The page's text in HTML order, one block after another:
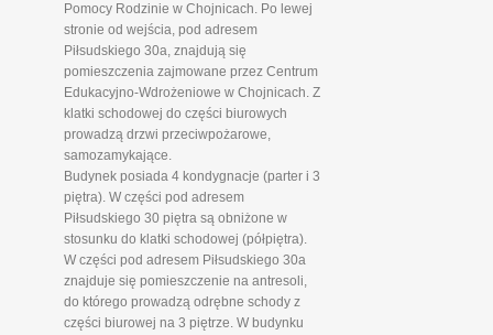
Pomocy Rodzinie w Chojnicach. Po lewej
stronie od wejścia, pod adresem
Piłsudskiego 30a, znajdują się
pomieszczenia zajmowane przez Centrum
Edukacyjno-Wdrożeniowe w Chojnicach. Z
klatki schodowej do części biurowych
prowadzą drzwi przeciwpożarowe,
samozamykające.
Budynek posiada 4 kondygnacje (parter i 3
piętra). W części pod adresem
Piłsudskiego 30 piętra są obniżone w
stosunku do klatki schodowej (półpiętra).
W części pod adresem Piłsudskiego 30a
znajduje się pomieszczenie na antresoli,
do którego prowadzą odrębne schody z
części biurowej na 3 piętrze. W budynku